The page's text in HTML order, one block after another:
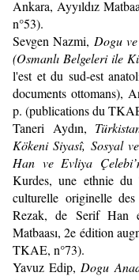
Ankara, Ayyıldız
n°53).
Sevgen Nazmi, Dogu
(Osmanlı Belgeleri ile
l'est et du sud-est
documents ottomans),
p. (publications du
Taneri Aydın,
Kökeni Siyasî, Sosyal
Han ve Evliya
Kurdes, une ethnie
culturelle originelle
Rezak, de Serif Han
Matbaası, 2e édition
TKAE, n°73).
Yavuz Edip, Dogu